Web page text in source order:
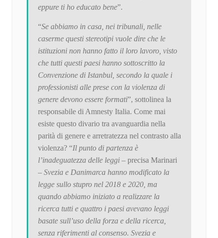
eppure ti ho educato bene”.
“Se abbiamo in casa, nei tribunali, nelle
caserme questi stereotipi vuole dire che le
istituzioni non hanno fatto il loro lavoro, visto
che tutti questi paesi hanno sottoscritto la
Convenzione di Istanbul, secondo la quale i
professionisti alle prese con la violenza di
genere devono essere formati”, sottolinea la
responsabile di Amnesty Italia. Come mai
esiste questo divario tra avanguardia nella
parità di genere e arretratezza nel contrasto alla
violenza? “Il punto di partenza è
l’inadeguatezza delle leggi – precisa Marinari
– Svezia e Danimarca hanno modificato la
legge sullo stupro nel 2018 e 2020, ma
quando abbiamo iniziato a realizzare la
ricerca tutti e quattro i paesi avevano leggi
basate sull’uso della forza e della ricerca,
senza riferimenti al consenso. Svezia e